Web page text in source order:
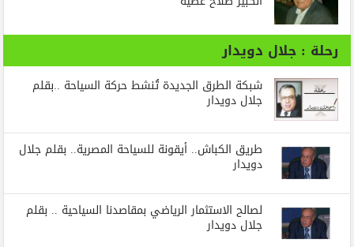
رحلة : جلال دويدار
شبكة الطرق الجديدة تُنشط حركة السياحة ..بقلم
جلال دويدار
طريق الكباش.. أيقونة للسياحة المصرية.. بقلم جلال
دويدار
لصالح الاستثمار الرياضي بمقاصدنا السياحية .. بقلم
جلال دويدار